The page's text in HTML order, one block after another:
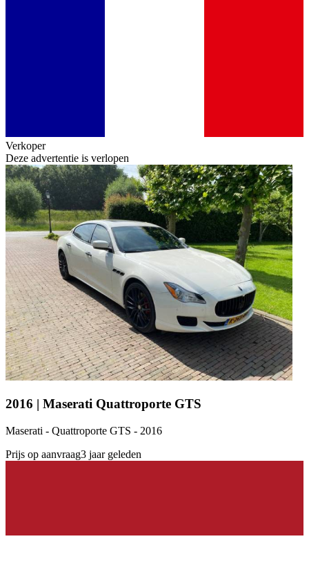
Verkoper
Deze advertentie is verlopen
2016 | Maserati Quattroporte GTS
Maserati - Quattroporte GTS - 2016
Prijs op aanvraag3 jaar geleden